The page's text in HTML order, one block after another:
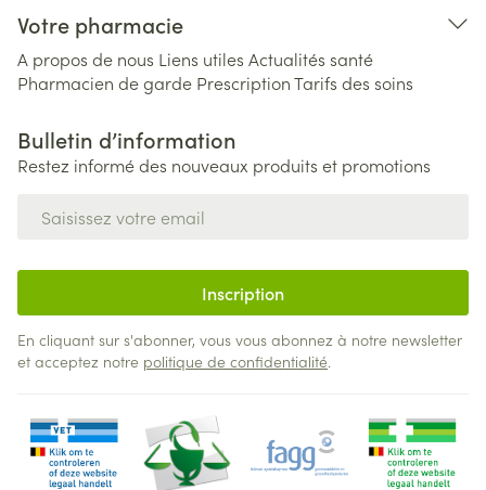
Votre pharmacie
A propos de nous Liens utiles Actualités santé
Pharmacien de garde PrescriptionTarifs des soins
Bulletin d’information
Restez informé des nouveaux produits et promotions
Inscription
En cliquant sur s'abonner, vous vous abonnez à notre newsletter
et acceptez notre politique de confidentialité.